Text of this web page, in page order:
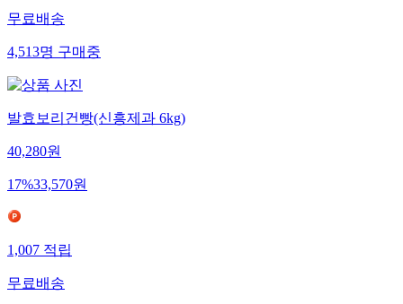
무료배송
4,513명구매중
발효보리건빵(신흥제과 6kg)
40,280원
17%33,570원
1,007적립
무료배송